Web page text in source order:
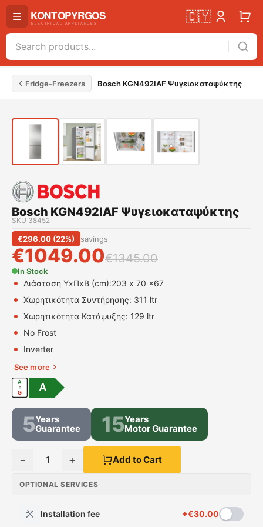
🇨🇾
Fridge-Freezers Bosch KGN492IAF Ψυγειοκαταψύκτης
Bosch KGN492IAF Ψυγειοκαταψύκτης
SKU 38452
€296.00 (22%) savings
€1049.00€1345.00
In Stock
Διάσταση ΥxΠxΒ (cm):203 x 70 x67
Χωρητικότητα Συντήρησης: 311 ltr
Χωρητικότητα Κατάψυξης: 129 ltr
No Frost
Inverter
See more
A
↑
G A
5Years
Guarantee
15Years
Motor Guarantee
− 1 + Add to Cart
OPTIONAL SERVICES
Installation fee +€30.00